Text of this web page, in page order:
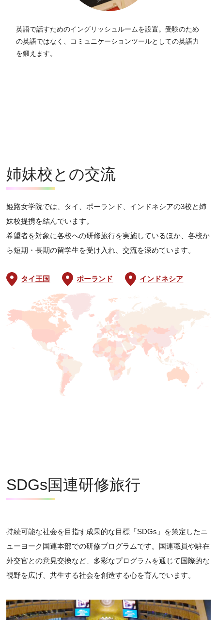
英語で話すためのイングリッシュルームを設置。受験のため
の英語ではなく、コミュニケーションツールとしての英語力
を鍛えます。
姉妹校との交流
姫路女学院では、タイ、ポーランド、インドネシアの3校と姉
妹校提携を結んでいます。
希望者を対象に各校への研修旅行を実施しているほか、各校か
ら短期・長期の留学生を受け入れ、交流を深めています。
タイ王国 ポーランド インドネシア
SDGs国連研修旅行
持続可能な社会を目指す成果的な目標「SDGs」を策定したニ
ューヨーク国連本部での研修プログラムです。国連職員や駐在
外交官との意見交換など、多彩なプログラムを通じて国際的な
視野を広げ、共生する社会を創造する心を育んでいます。